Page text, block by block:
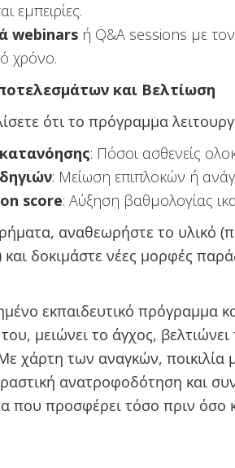
εμπειρίες.
webinars ή Q&A sessions με
χρόνο.
και Βελτίωση
ότι το πρόγραμμα
: Πόσοι ασθενείς
: Μείωση επιπλοκών ή
score: Αύξηση βαθμολογίας
αναθεωρήστε το υλικό
δοκιμάστε νέες μορφές
εκπαιδευτικό πρόγραμμα
μειώνει το άγχος,
χάρτη των αναγκών,
ανατροφοδότηση και
που προσφέρει τόσο πριν όσο